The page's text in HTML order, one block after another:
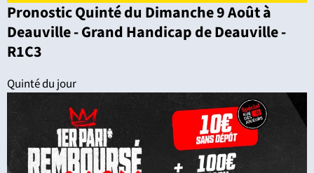
Pronostic Quinté du Dimanche 9 Août à
Deauville - Grand Handicap de Deauville -
R1C3
Quinté du jour